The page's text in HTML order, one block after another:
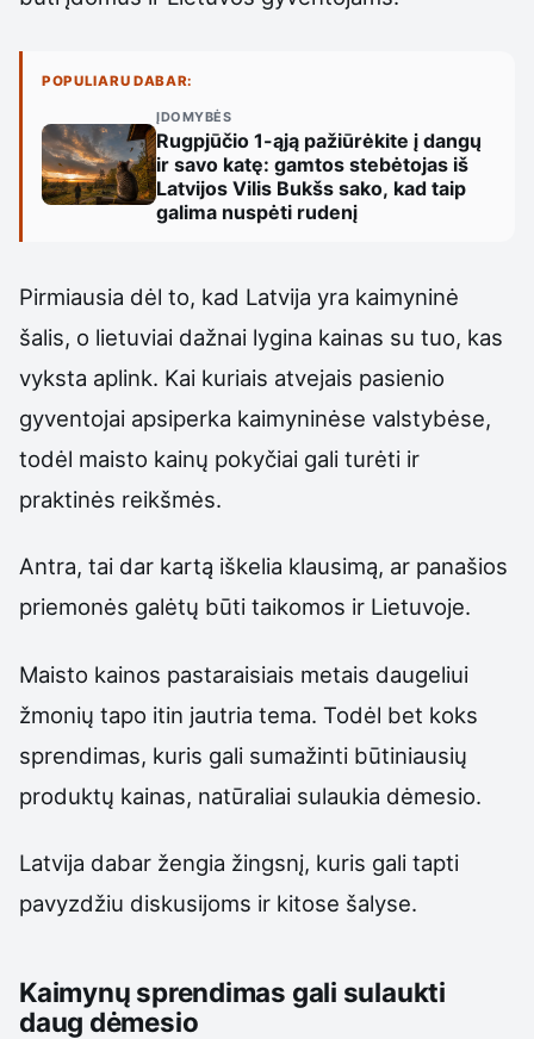
POPULIARU DABAR:
ĮDOMYBĖS
Rugpjūčio 1-ąją pažiūrėkite į dangų
ir savo katę: gamtos stebėtojas iš
Latvijos Vilis Bukšs sako, kad taip
galima nuspėti rudenį
Pirmiausia dėl to, kad Latvija yra kaimyninė
šalis, o lietuviai dažnai lygina kainas su tuo, kas
vyksta aplink. Kai kuriais atvejais pasienio
gyventojai apsiperka kaimyninėse valstybėse,
todėl maisto kainų pokyčiai gali turėti ir
praktinės reikšmės.
Antra, tai dar kartą iškelia klausimą, ar panašios
priemonės galėtų būti taikomos ir Lietuvoje.
Maisto kainos pastaraisiais metais daugeliui
žmonių tapo itin jautria tema. Todėl bet koks
sprendimas, kuris gali sumažinti būtiniausių
produktų kainas, natūraliai sulaukia dėmesio.
Latvija dabar žengia žingsnį, kuris gali tapti
pavyzdžiu diskusijoms ir kitose šalyse.
Kaimynų sprendimas gali sulaukti
daug dėmesio